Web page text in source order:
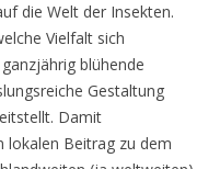
die Welt der Insekten.
Vielfalt sich
blühende
Gestaltung
Damit
lokalen Beitrag zu dem